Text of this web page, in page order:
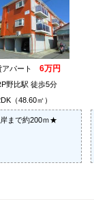
アパート 6万円
野比駅 徒歩5分
（48.60㎡）
まで約200ｍ★